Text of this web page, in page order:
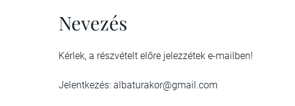
Nevezés
Kérlek, a részvételt előre jelezzétek e-mailben!
Jelentkezés: albaturakor@gmail.com